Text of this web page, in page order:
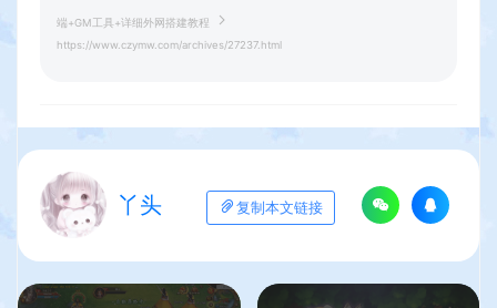
端+GM工具+详细外网搭建教程
https://www.czymw.com/archives/27237.html
丫头 复制本文链接